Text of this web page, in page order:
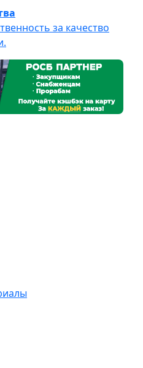
за качество